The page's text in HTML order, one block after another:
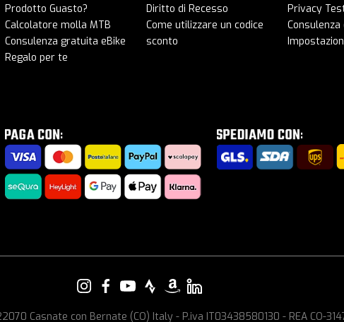
Prodotto Guasto?
Calcolatore molla MTB
Consulenza gratuita eBike
Regalo per te
Diritto di Recesso
Come utilizzare un codice
sconto
Privacy
Consulenza
Casnate con Bernate (CO) Italy - P.iva IT03438580130 - REA CO-